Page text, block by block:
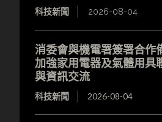
科技新聞 2026-08-04
消委會與機電署簽署合作
加強家用電器及氣體用具
與資訊交流
科技新聞 2026-08-04